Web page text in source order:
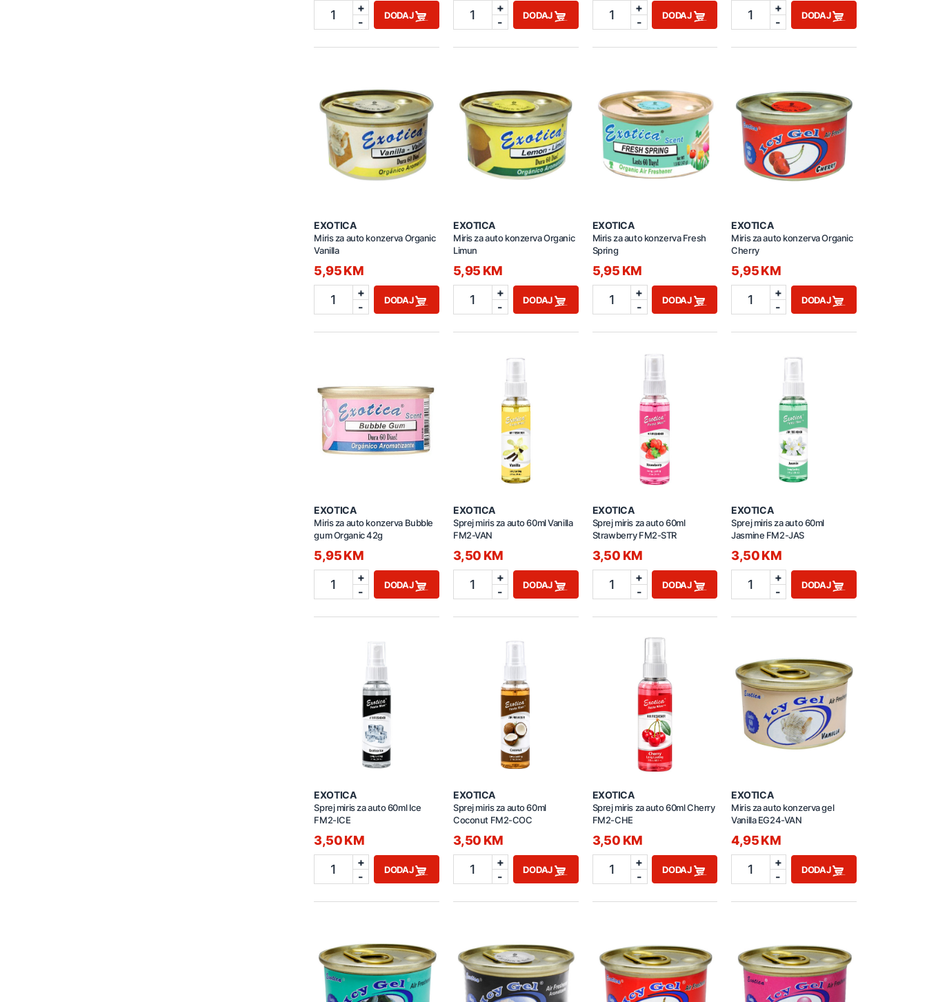
1
+
-
DODAJ
1
+
-
DODAJ
1
+
-
DODAJ
1
+
-
DODAJ
EXOTICA
Miris za auto konzerva Organic
Vanilla
5,95 KM
1
+
-
DODAJ
EXOTICA
Miris za auto konzerva Organic
Limun
5,95 KM
1
+
-
DODAJ
EXOTICA
Miris za auto konzerva Fresh
Spring
5,95 KM
1
+
-
DODAJ
EXOTICA
Miris za auto konzerva Organic
Cherry
5,95 KM
1
+
-
DODAJ
EXOTICA
Miris za auto konzerva Bubble
gum Organic 42g
5,95 KM
1
+
-
DODAJ
EXOTICA
Sprej miris za auto 60ml Vanilla
FM2-VAN
3,50 KM
1
+
-
DODAJ
EXOTICA
Sprej miris za auto 60ml
Strawberry FM2-STR
3,50 KM
1
+
-
DODAJ
EXOTICA
Sprej miris za auto 60ml
Jasmine FM2-JAS
3,50 KM
1
+
-
DODAJ
EXOTICA
Sprej miris za auto 60ml Ice
FM2-ICE
3,50 KM
1
+
-
DODAJ
EXOTICA
Sprej miris za auto 60ml
Coconut FM2-COC
3,50 KM
1
+
-
DODAJ
EXOTICA
Sprej miris za auto 60ml Cherry
FM2-CHE
3,50 KM
1
+
-
DODAJ
EXOTICA
Miris za auto konzerva gel
Vanilla EG24-VAN
4,95 KM
1
+
-
DODAJ